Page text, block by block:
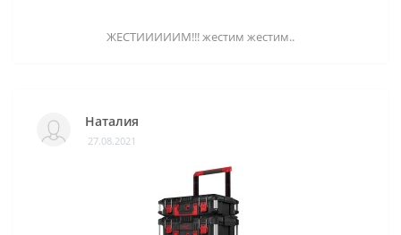
ЖЕСТИИИИИМ!!! жестим жестим..
Наталия
27.08.2021